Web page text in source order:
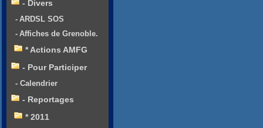
- Divers
- ARDSL SOS
- Affiches de Grenoble.
* Actions AMFG
- Pour Participer
- Calendrier
- Reportages
* 2011